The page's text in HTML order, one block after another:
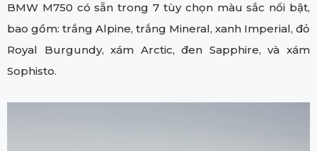
BMW M750 có sẵn trong 7 tùy chọn màu sắc nổi bật,
bao gồm: trắng Alpine, trắng Mineral, xanh Imperial, đỏ
Royal Burgundy, xám Arctic, đen Sapphire, và xám
Sophisto.